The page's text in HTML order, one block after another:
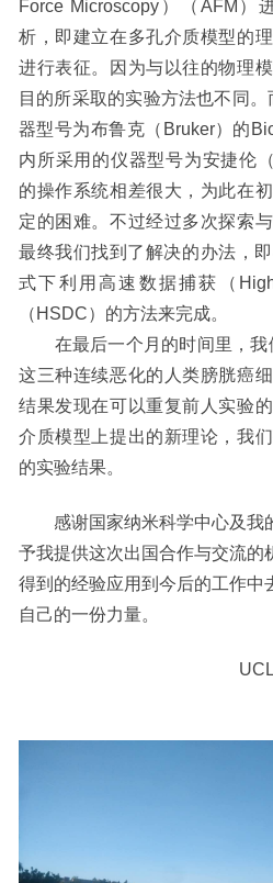
Force Microscopy）（ AFM ）
析，即建立在多孔介质模型的
进行表征。因为与以往的物理
目的所采取的实验方法也不同。
器型号为布鲁克（ Bruker）的
内所采用的仪器型号为安捷伦（
的操作系统相差很大，为此在
定的困难。不过经过多次探索
最终我们找到了解决的办法，
式下利用高速数据捕获（
（ HSDC）的方法来完成。
在最后一个月的时间里，
这三种连续恶化的人类膀胱癌
结果发现在可以重复前人实验
介质模型上提出的新理论，我
的实验结果。
感谢国家纳米科学中心及我
予我提供这次出国合作与交流的
得到的经验应用到今后的工作中
自己的一份力量。